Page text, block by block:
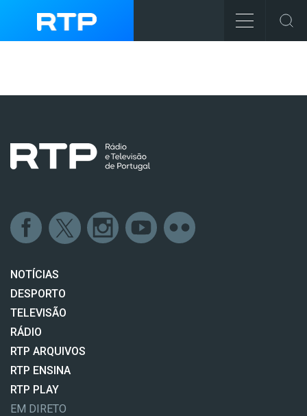
NOTÍCIAS
DESPORTO
TELEVISÃO
RÁDIO
RTP ARQUIVOS
RTP ENSINA
RTP PLAY
EM DIRETO